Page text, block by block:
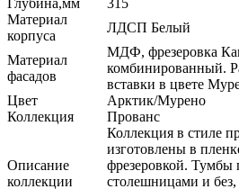
Глубина,мм
315
Материал
корпуса
ЛДСП Белый
Материал
фасадов
МДФ, фрезеровка
комбинированный.
вставки в цвете
Цвет
Арктик/Мурено
Коллекция
Прованс
Описание
коллекции
Коллекция в стиле
изготовлены в
фрезеровкой. Тумбы
столешницами и